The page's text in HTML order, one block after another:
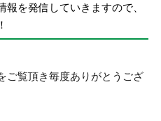
報を発信していきますので、
ご覧頂き毎度ありがとうござ